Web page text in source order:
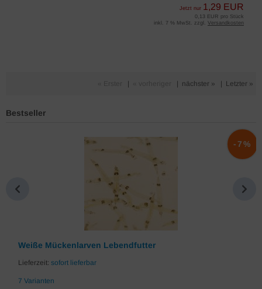
Jetzt nur 1,29 EUR
0,13 EUR pro Stück
inkl. 7 % MwSt. zzgl. Versandkosten
nächster » Letzter »
Bestseller
Weiße Mückenlarven Lebendfutter
Lieferzeit: sofort lieferbar
7 Varianten
-7%